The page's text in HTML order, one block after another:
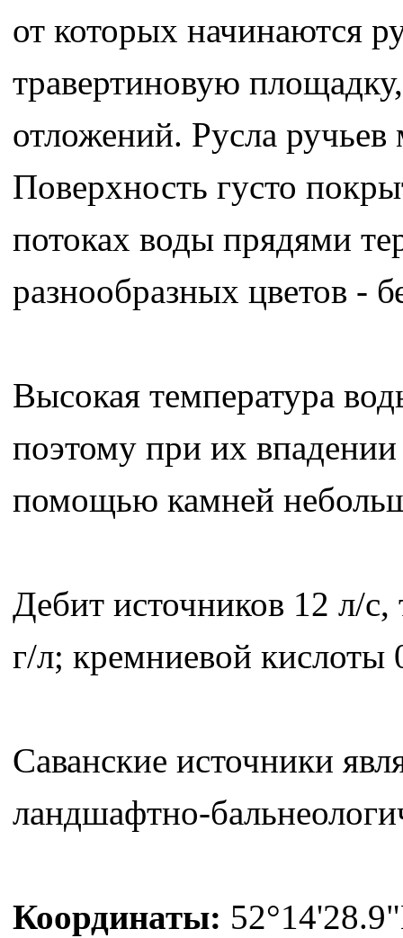
от которых начинаются
травертиновую
отложений. Русла
Поверхность густо
потоках воды прядями
разнообразных цветов -
Высокая температура
поэтому при их
помощью камней
Дебит источников 12 л/
г/л; кремниевой кислоты
Саванские источники
ландшафтно-
Координаты: